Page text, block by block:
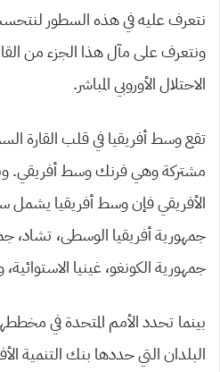
نتعرف عليه في هذه السطور
ونتعرف على مآل هذا الجزء من
الاحتلال الأوروبي المباشر.
تقع وسط أفريقيا في قلب القارة
مشتركة وهي فرنك وسط أفريقي.
الأفريقي فإن وسط أفريقيا يشمل
جمهورية أفريقيا الوسطى، تشاد،
جمهورية الكونغو، غينيا الاستوائية،
بينما تحدد الأمم المتحدة في
البلدان التي حددها بنك التنمية